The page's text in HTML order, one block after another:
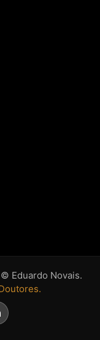
Eduardo Novais.